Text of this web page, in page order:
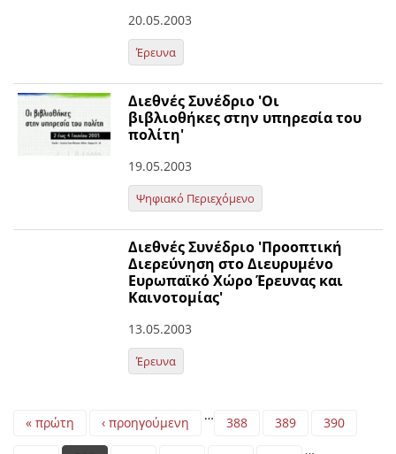
20.05.2003
Έρευνα
Διεθνές Συνέδριο 'Οι
βιβλιοθήκες στην υπηρεσία του
πολίτη'
19.05.2003
Ψηφιακό Περιεχόμενο
Διεθνές Συνέδριο 'Προοπτική
Διερεύνηση στο Διευρυμένο
Ευρωπαϊκό Χώρο Έρευνας και
Καινοτομίας'
13.05.2003
Έρευνα
Pages
« πρώτη ‹ προηγούμενη … 388 389 390
…